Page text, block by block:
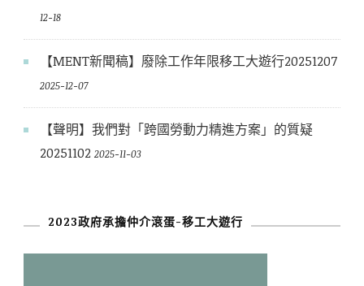
12-18
【MENT新聞稿】廢除工作年限移工大遊行20251207
2025-12-07
【聲明】我們對「跨國勞動力精進方案」的質疑
20251102 2025-11-03
2023政府承擔仲介滾蛋-移工大遊行